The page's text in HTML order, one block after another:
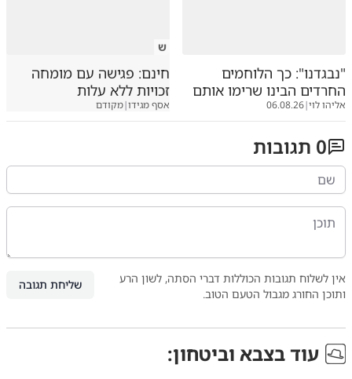
"נבגדנו": כך הלוחמים
החרדים הבינו שרימו אותם
אליהו לוי|
06.08.26
ש
חינם: פגישה עם מומחה
זכויות ללא עלות
אסף מגידו|מקודם
0 תגובות
אין לשלוח תגובות הכוללות דברי הסתה, לשון הרע
ותוכן החורג מגבול הטעם הטוב.
שליחת תגובה
עוד בצבא וביטחון: